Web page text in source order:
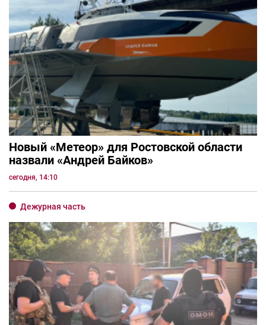
Новый «Метеор» для Ростовской области
назвали «Андрей Байков»
сегодня, 14:10
Дежурная часть